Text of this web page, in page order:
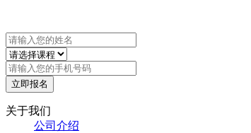
立即报名
关于我们
公司介绍